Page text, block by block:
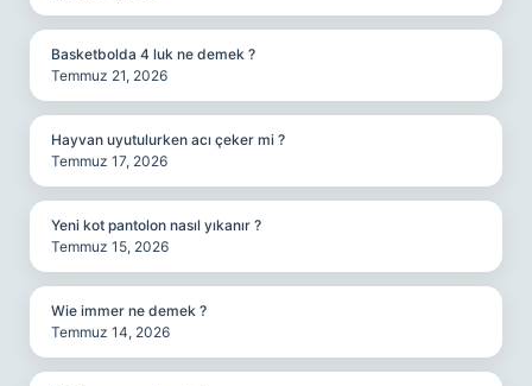
Basketbolda 4 luk ne demek ?
Temmuz 21, 2026
Hayvan uyutulurken acı çeker mi ?
Temmuz 17, 2026
Yeni kot pantolon nasıl yıkanır ?
Temmuz 15, 2026
Wie immer ne demek ?
Temmuz 14, 2026